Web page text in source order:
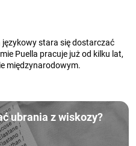
językowy stara się dostarczać
Puella pracuje już od kilku lat,
międzynarodowym.
ubrania z wiskozy?